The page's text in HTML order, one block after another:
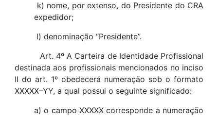
k) nome, por extenso, do Presidente do CRA
expedidor;
l) denominação “Presidente”.
Art. 4º A Carteira de Identidade Profissional
destinada aos profissionais mencionados no inciso
II do art. 1º obedecerá numeração sob o formato
XXXXX–YY, a qual possui o seguinte significado:
a) o campo XXXXX corresponde a numeração